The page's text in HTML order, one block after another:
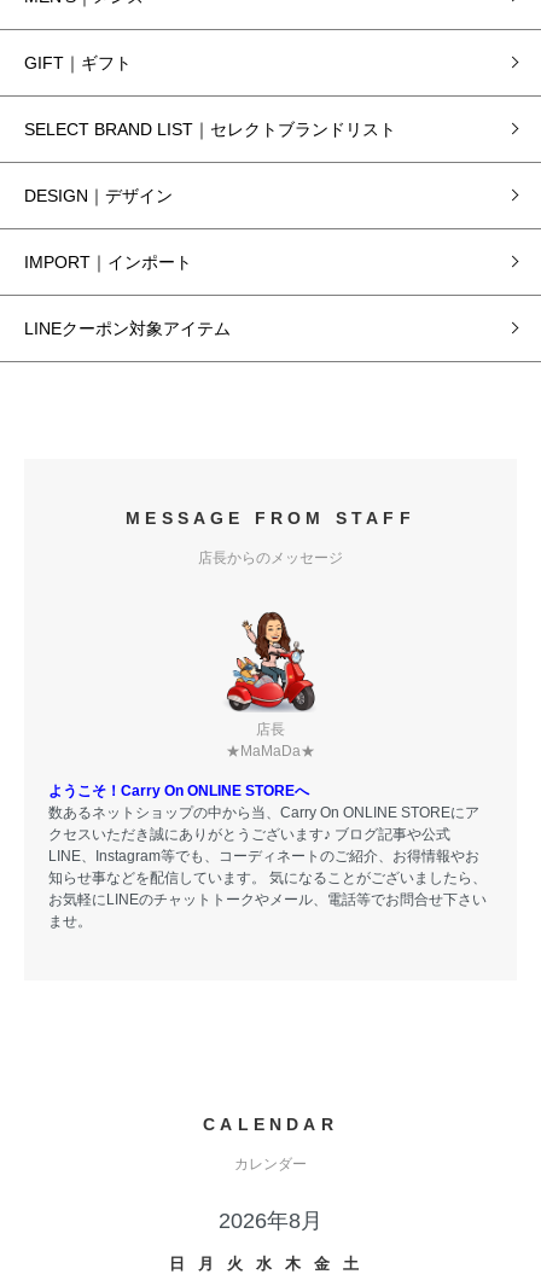
GIFT｜ギフト
SELECT BRAND LIST｜セレクトブランドリスト
DESIGN｜デザイン
IMPORT｜インポート
LINEクーポン対象アイテム
MESSAGE FROM STAFF
店長からのメッセージ
店長
★MaMaDa★
ようこそ！Carry On ONLINE STOREへ
数あるネットショップの中から当、Carry On ONLINE STOREにア
クセスいただき誠にありがとうございます♪ ブログ記事や公式
LINE、Instagram等でも、コーディネートのご紹介、お得情報やお
知らせ事などを配信しています。 気になることがございましたら、
お気軽にLINEのチャットトークやメール、電話等でお問合せ下さい
ませ。
CALENDAR
カレンダー
2026年8月
日 月 火 水 木 金 土